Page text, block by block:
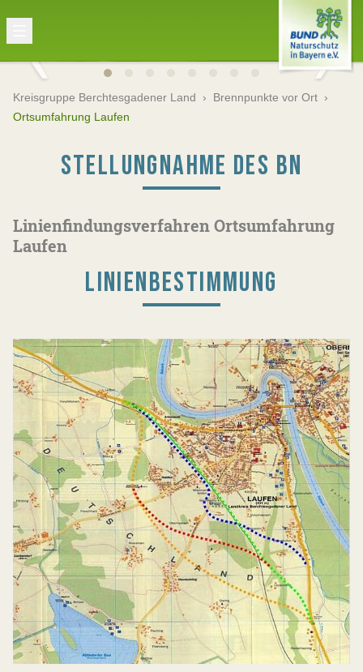
Kreisgruppe Berchtesgadener Land › Brennpunkte vor Ort ›
Ortsumfahrung Laufen
STELLUNGNAHME DES BN
Linienfindungsverfahren Ortsumfahrung
Laufen
LINIENBESTIMMUNG